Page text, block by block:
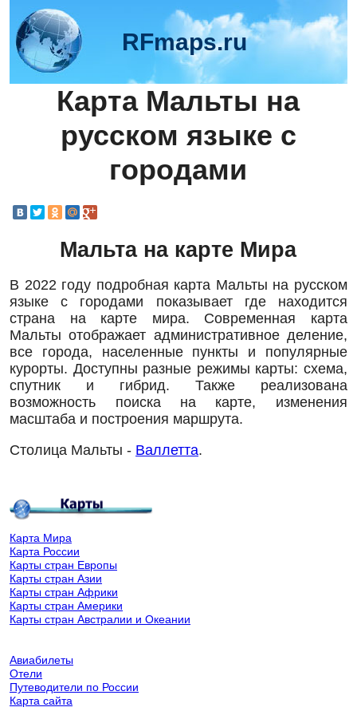
RFmaps.ru
Карта Мальты на
русском языке с
городами
Мальта на карте Мира
В 2022 году подробная карта Мальты на русском
языке с городами показывает где находится
страна на карте мира. Современная карта
Мальты отображает административное деление,
все города, населенные пункты и популярные
курорты. Доступны разные режимы карты: схема,
спутник и гибрид. Также реализована
возможность поиска на карте, изменения
масштаба и построения маршрута.
Столица Мальты - Валлетта.
Карта Мира
Карта России
Карты стран Европы
Карты стран Азии
Карты стран Африки
Карты стран Америки
Карты стран Австралии и Океании
Авиабилеты
Отели
Путеводители по России
Карта сайта